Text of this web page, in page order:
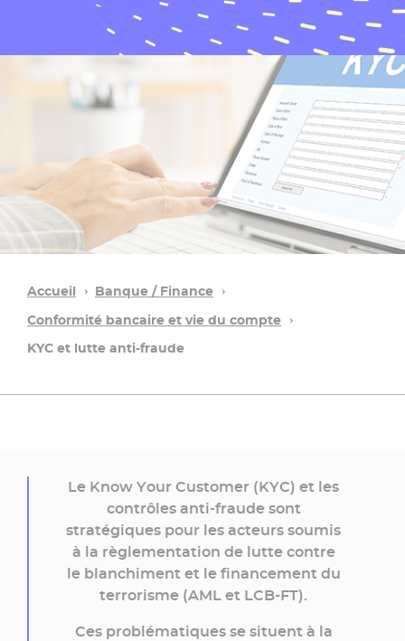
Accueil
Banque / Finance
Conformité bancaire et vie du compte
KYC et lutte anti-fraude
Le Know Your Customer (KYC) et les
contrôles anti-fraude sont
stratégiques pour les acteurs soumis
à la règlementation de lutte contre
le blanchiment et le financement du
terrorisme (AML et LCB-FT).
Ces problématiques se situent à la